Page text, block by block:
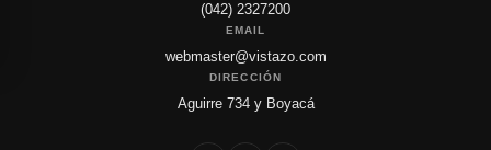
(042) 2327200
EMAIL
webmaster@vistazo.com
DIRECCIÓN
Aguirre 734 y Boyacá